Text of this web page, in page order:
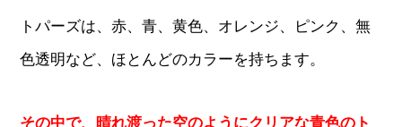
トパーズは、赤、青、黄色、オレンジ、ピンク、無
色透明など、ほとんどのカラーを持ちます。
その中で、晴れ渡った空のようにクリアな青色のト